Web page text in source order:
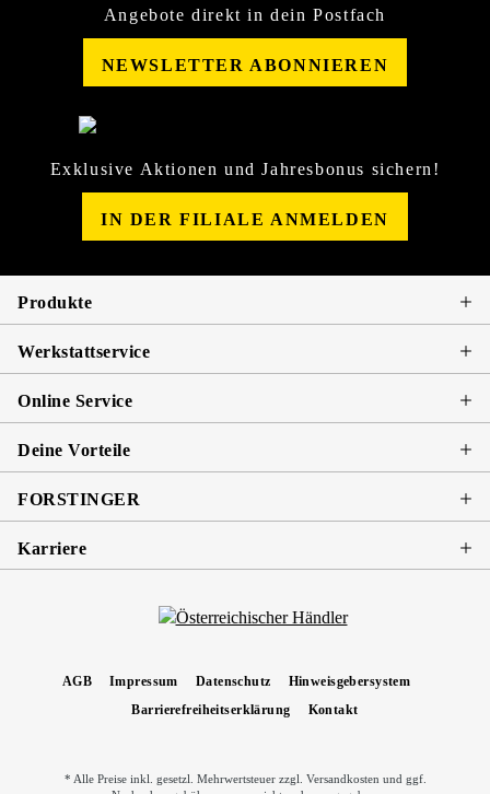
Angebote direkt in dein Postfach
NEWSLETTER ABONNIEREN
Exklusive Aktionen und Jahresbonus sichern!
IN DER FILIALE ANMELDEN
Produkte
Werkstattservice
Online Service
Deine Vorteile
FORSTINGER
Karriere
AGB Impressum Datenschutz
Hinweisgebersystem
Barrierefreiheitserklärung
Kontakt
* Alle Preise inkl. gesetzl. Mehrwertsteuer zzgl. Versandkosten und ggf.